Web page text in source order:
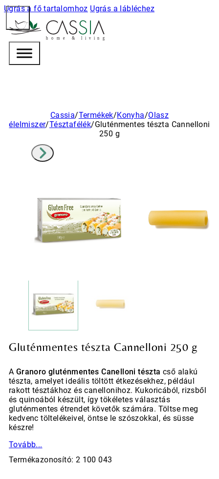
Ugrás a fő tartalomhoz Ugrás a lábléchez
h o m e & l i v i n g
Cassia/Termékek/Konyha/Olasz
élelmiszer/Tésztafélék/Gluténmentes tészta Cannelloni
250 g
Gluténmentes tészta Cannelloni 250 g
A Granoro gluténmentes Canelloni tészta cső alakú
tészta, amelyet ideális töltött étkezésekhez, például
rakott tésztákhoz és canellonihoz. Kukoricából, rizsből
és quinoából készült, így tökéletes választás
gluténmentes étrendet követők számára. Töltse meg
kedvenc töltelékeivel, öntse le szószokkal, és süsse
készre!
Tovább...
Termékazonosító: 2 100 043